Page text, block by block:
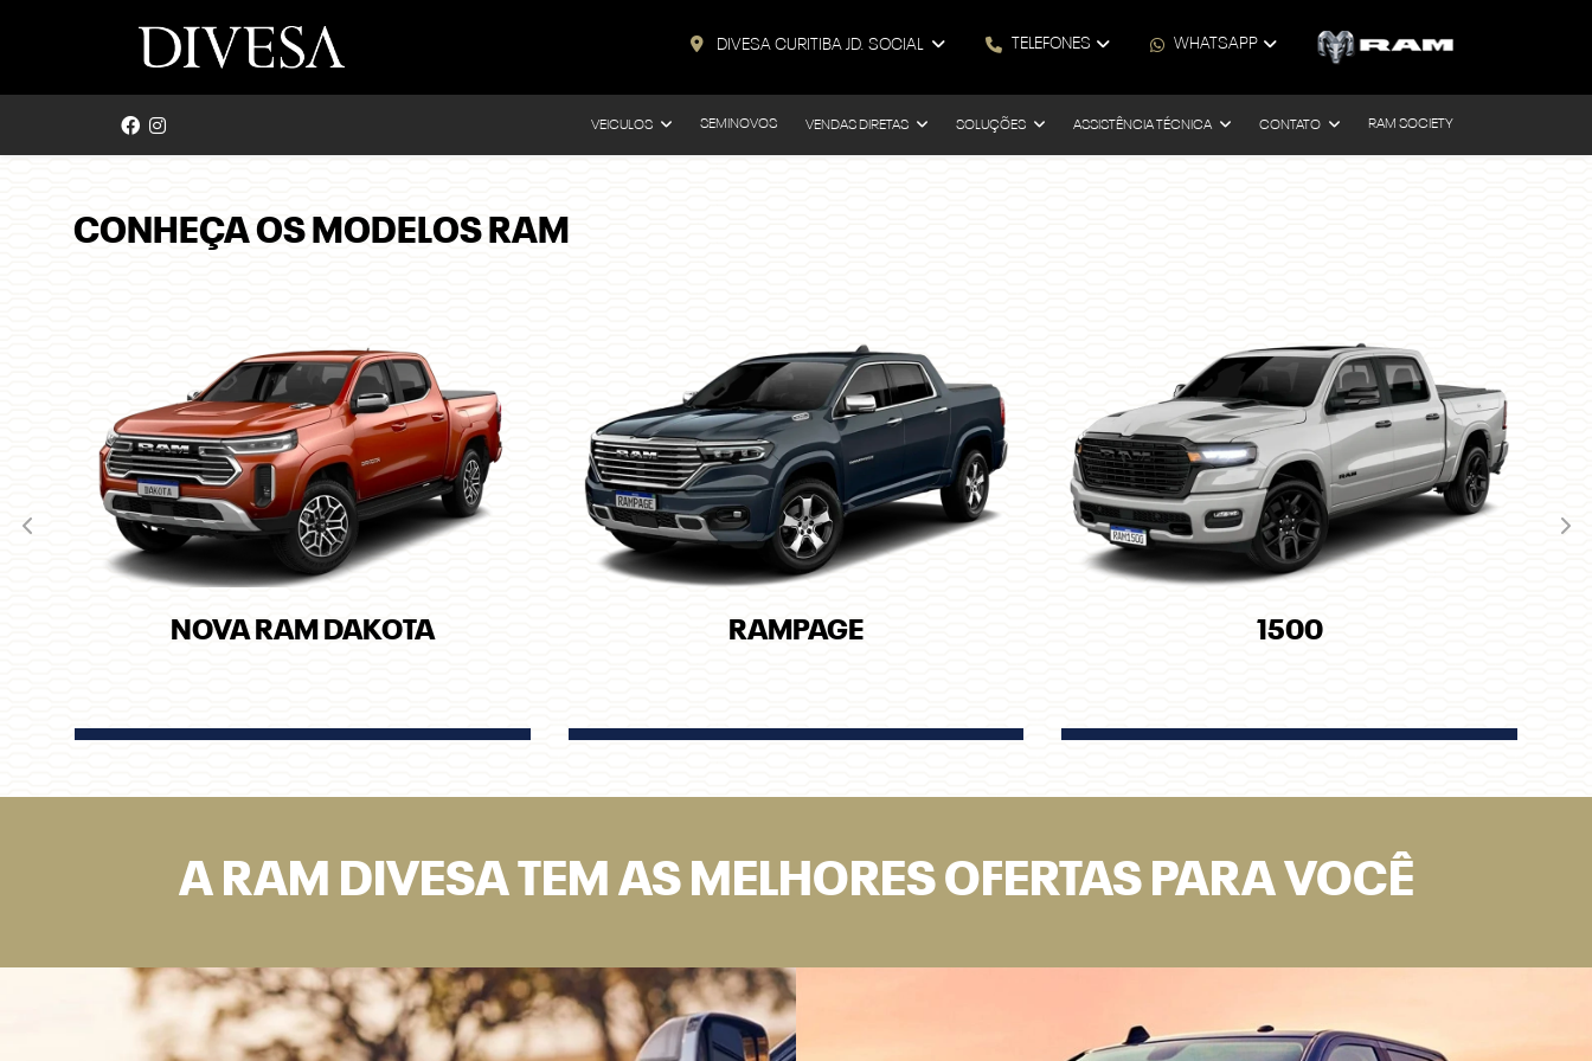
DIVESA CURITIBA JD. SOCIAL TELEFONES WHATSAPP
VEICULOS SEMINOVOS VENDAS DIRETAS SOLUÇÕES ASSISTÊNCIA TÉCNICA CONTATO RAM SOCIETY
CONHEÇA OS MODELOS RAM
NOVA RAM DAKOTA RAMPAGE 1500
Anterior
A RAM DIVESA TEM AS MELHORES OFERTAS PARA VOCÊ